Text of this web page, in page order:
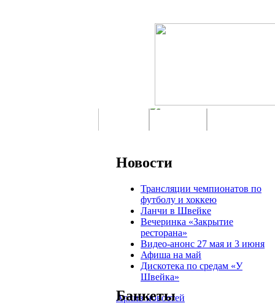
Новости
Трансляции чемпионатов по
футболу и хоккею
Ланчи в Швейке
Вечеринка «Закрытие
ресторана»
Видео-анонс 27 мая и 3 июня
Афиша на май
Дискотека по средам «У
Швейка»
Архив новостей
Банкеты